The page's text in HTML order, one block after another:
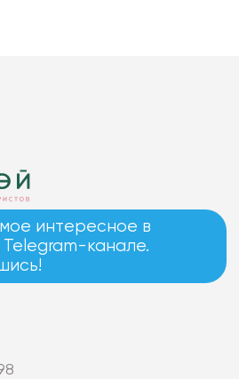
интересное в
канале.